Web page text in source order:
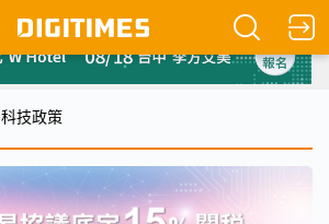
科技政策